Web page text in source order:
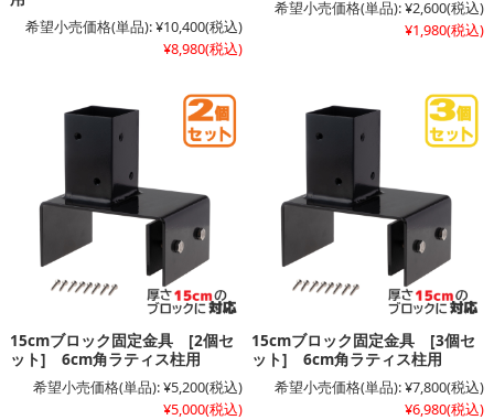
希望小売価格(単品):¥10,400(税込)
¥8,980(税込)
希望小売価格(単品):¥2,600(税込)
¥1,980(税込)
15cmブロック固定金具 [2個セ
ット] 6cm角ラティス柱用
希望小売価格(単品):¥5,200(税込)
¥5,000(税込)
15cmブロック固定金具 [3個セ
ット] 6cm角ラティス柱用
希望小売価格(単品):¥7,800(税込)
¥6,980(税込)